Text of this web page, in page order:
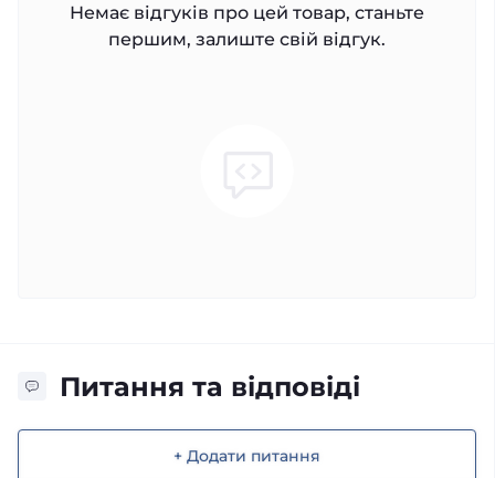
Немає відгуків про цей товар, станьте
першим, залиште свій відгук.
Питання та відповіді
+ Додати питання